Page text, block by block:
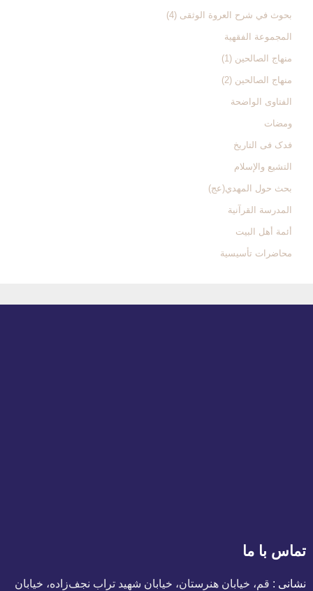
بحوث في شرح العروة الوثقی (4)
المجموعة الفقهیة
منهاج الصالحین (1)
منهاج الصالحین (2)
الفتاوی الواضحة
ومضات
فدک فی التاریخ
التشیع والإسلام
بحث حول المهدي(عج)
المدرسة القرآنیة
أئمة أهل البیت
محاضرات تأسیسیة
تماس با ما
نشانی : قم، خیابان هنرستان، خیابان شهید تراب نجف‌زاده، خیابان